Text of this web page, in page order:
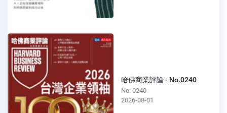
哈佛商業評論 - No.0240
No. 0240
2026-08-01